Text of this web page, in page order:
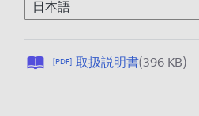
[PDF] 取扱説明書(396 KB)公